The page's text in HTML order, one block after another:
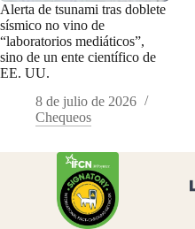
Alerta de tsunami tras doblete
sísmico no vino de
“laboratorios mediáticos”,
sino de un ente científico de
EE. UU.
8 de julio de 2026
Chequeos